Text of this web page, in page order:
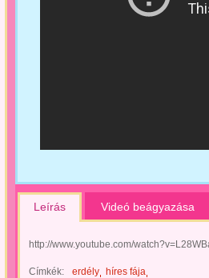
Leírás Videó beágyazása
http://www.youtube.com/
Címkék: erdély
híres fája